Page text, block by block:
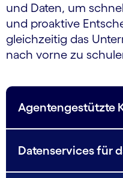
und Daten, um
und proaktive
gleichzeitig das
nach vorne zu
Agentengestützte
Datenservices für